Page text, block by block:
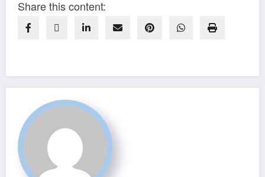
Share this content: